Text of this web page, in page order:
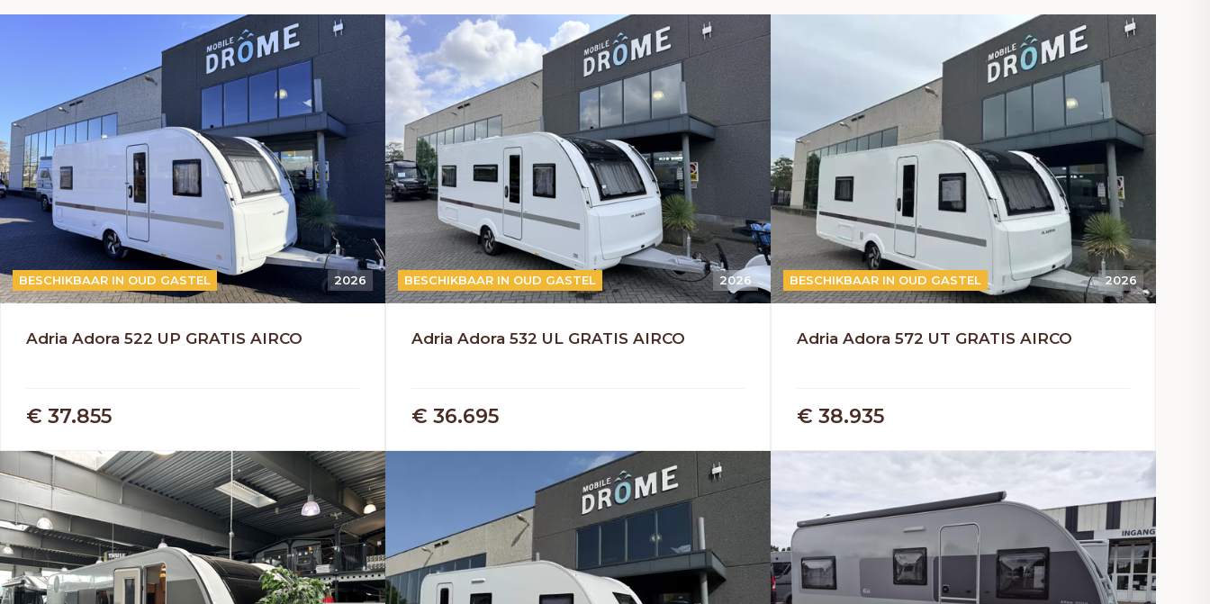
2026
BESCHIKBAAR IN OUD GASTEL
Adria Adora 522 UP GRATIS AIRCO
€ 37.855
2026
BESCHIKBAAR IN OUD GASTEL
Adria Adora 532 UL GRATIS AIRCO
€ 36.695
2026
BESCHIKBAAR IN OUD GASTEL
Adria Adora 572 UT GRATIS AIRCO
€ 38.935